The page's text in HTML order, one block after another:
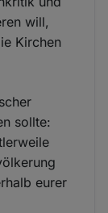
will,
Kirchen
sollte:
eurer